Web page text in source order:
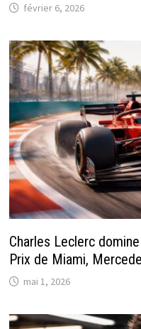
février 6, 2026
Charles Leclerc
Prix de Miami,
mai 1, 2026